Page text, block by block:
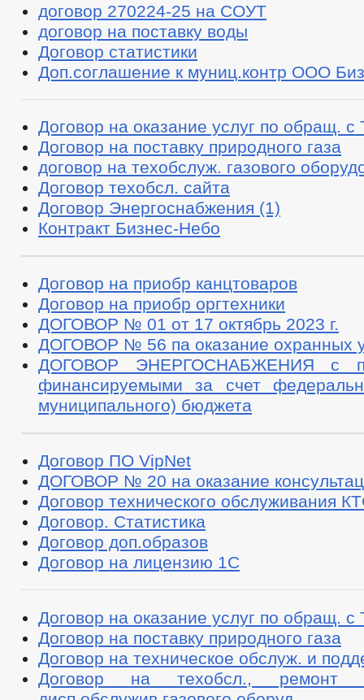
договор 270224-25 на СОУТ
договор на поставку воды
Договор статистики
Доп.соглашение к муниц.контр ООО
Договор на оказание услуг по обращ. с
Договор на поставку природного газа
договор на техобслуж. газового
Договор техобсл. сайта
Договор Энергоснабжения (1)
Контракт Бизнес-Небо
Договор на приобр канцтоваров
Договор на приобр оргтехники
ДОГОВОР № 01 от 17 октябрь 2023 г.
ДОГОВОР № 56 па оказание охранных
ДОГОВОР ЭНЕРГОСНАБЖЕНИЯ с
финансируемыми за счет
муниципального) бюджета
Договор ПО VipNet
ДОГОВОР № 20 на оказание
Договор технического обслуживания
Договор. Статистика
Договор доп.образов
Договор на лицензию 1С
Договор на оказание услуг по обращ. с
Договор на поставку природного газа
Договор на техническое обслуж. и
Договор на техобсл., ремонт